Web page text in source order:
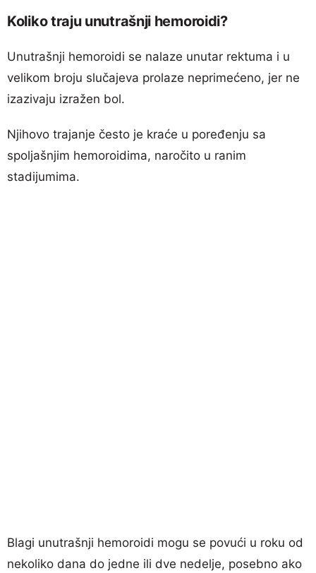
Koliko traju unutrašnji hemoroidi?
Unutrašnji hemoroidi se nalaze unutar rektuma i u
velikom broju slučajeva prolaze neprimećeno, jer ne
izazivaju izražen bol.
Njihovo trajanje često je kraće u poređenju sa
spoljašnjim hemoroidima, naročito u ranim
stadijumima.
Blagi unutrašnji hemoroidi mogu se povući u roku od
nekoliko dana do jedne ili dve nedelje, posebno ako